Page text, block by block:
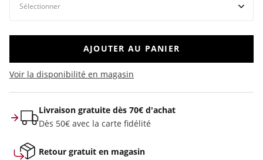
AJOUTER AU PANIER
Voir la disponibilité en magasin
Livraison gratuite dès 70€ d'achat
Dès 50€ avec la carte fidélité
Retour gratuit en magasin